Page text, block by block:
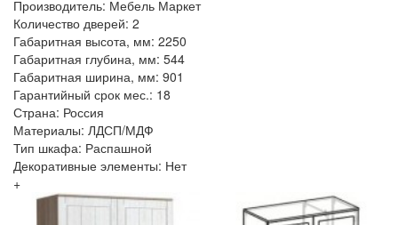
Производитель: Мебель Маркет
Количество дверей: 2
Габаритная высота, мм: 2250
Габаритная глубина, мм: 544
Габаритная ширина, мм: 901
Гарантийный срок мес.: 18
Страна: Россия
Материалы: ЛДСП/МДФ
Тип шкафа: Распашной
Декоративные элементы: Нет
+